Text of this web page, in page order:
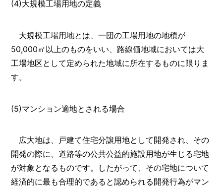
(4)大規模工場用地の定義
大規模工場用地とは、一団の工場用地の地積が
50,000㎡以上のものをいい、路線価地域においては大
工場地区として定められた地域に所在するものに限りま
す。
(5)マンション適地とされる場合
広大地は、戸建て住宅分譲用地として開発され、その
開発の際に、道路等の公共公益的施設用地が生じる宅地
が対象となるものです。したがって、その宅地について
経済的に最も合理的であると認められる開発行為がマン